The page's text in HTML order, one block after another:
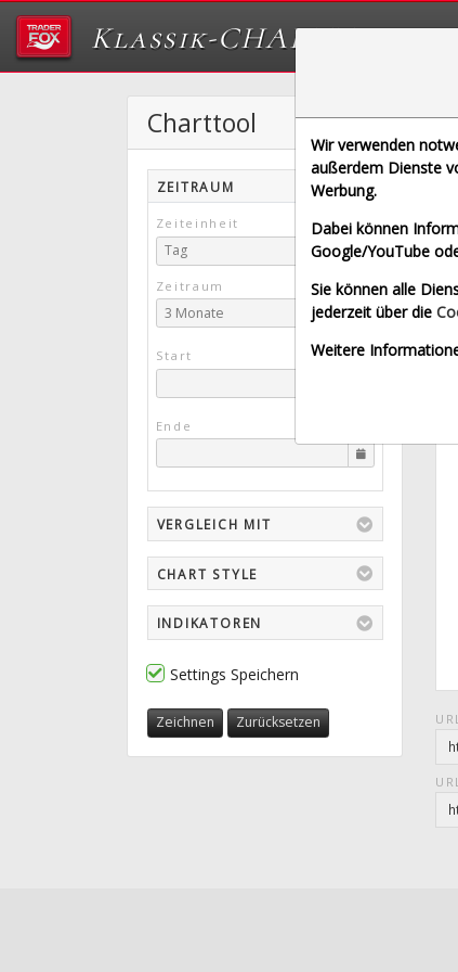
Klassik-CHARTTOOL
Charttool
ZEITRAUM
Zeiteinheit
Tag
Zeitraum
3 Monate
Start
Ende
VERGLEICH MIT
CHART STYLE
INDIKATOREN
Settings Speichern
Zeichnen Zurücksetzen
Wir verwenden
außerdem Dienste
Werbung.
Dabei können
Google/YouTube
Sie können alle
jederzeit über die
Weitere